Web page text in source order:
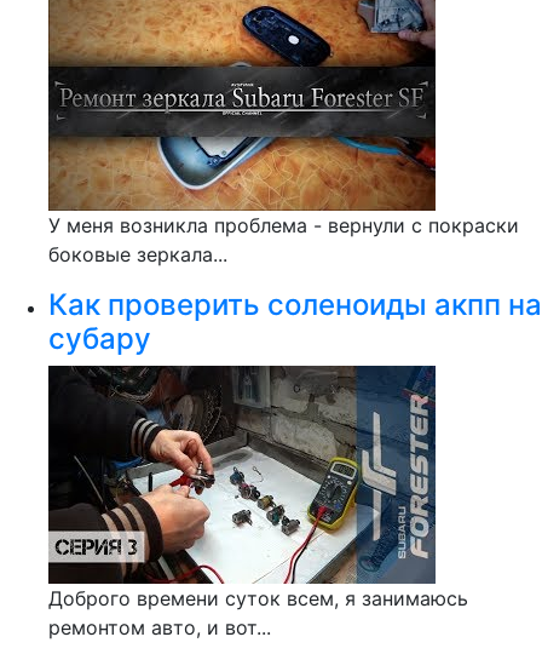
У меня возникла проблема - вернули с покраски
боковые зеркала...
Как проверить соленоиды акпп на
субару
Доброго времени суток всем, я занимаюсь
ремонтом авто, и вот...